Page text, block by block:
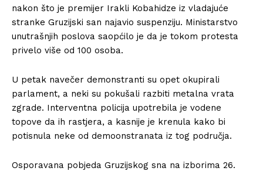
nakon što je premijer Irakli Kobahidze iz vladajuće
stranke Gruzijski san najavio suspenziju. Ministarstvo
unutrašnjih poslova saopćilo je da je tokom protesta
privelo više od 100 osoba.
U petak navečer demonstranti su opet okupirali
parlament, a neki su pokušali razbiti metalna vrata
zgrade. Interventna policija upotrebila je vodene
topove da ih rastjera, a kasnije je krenula kako bi
potisnula neke od demoonstranata iz tog područja.
Osporavana pobjeda Gruzijskog sna na izborima 26.